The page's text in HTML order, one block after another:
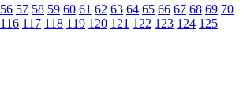
56 57 58 59 60 61 62 63 64 65 66 67 68 69 70
116 117 118 119 120 121 122 123 124 125